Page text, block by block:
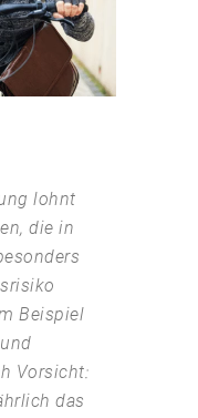
lohnt
die in
Beispiel
Vorsicht:
das